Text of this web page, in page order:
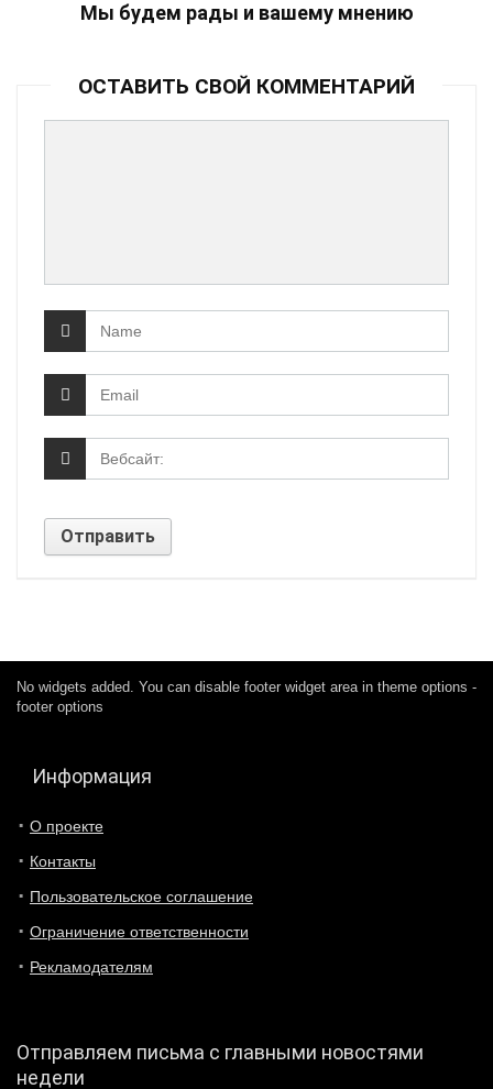
Мы будем рады и вашему мнению
ОСТАВИТЬ СВОЙ КОММЕНТАРИЙ
No widgets added. You can disable footer widget area in theme options -
footer options
Информация
О проекте
Контакты
Пользовательское соглашение
Ограничение ответственности
Рекламодателям
Отправляем письма с главными новостями
недели